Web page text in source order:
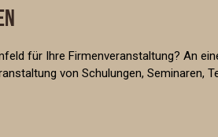
für Ihre Firmenveranstaltung? An
von Schulungen, Seminaren,